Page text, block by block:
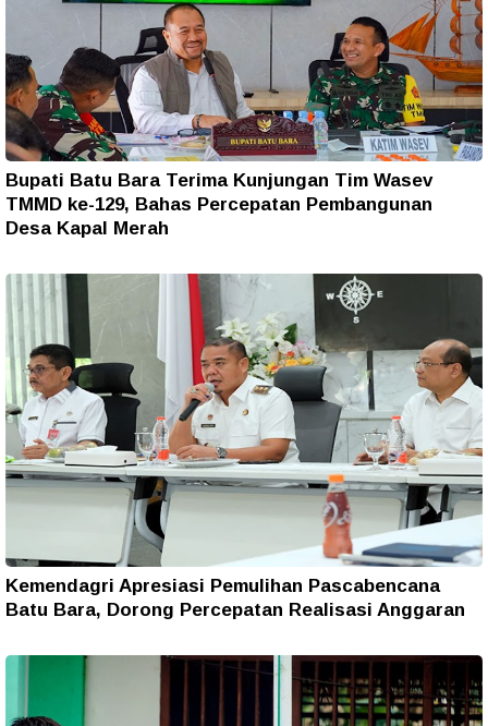
Bupati Batu Bara Terima Kunjungan Tim Wasev
TMMD ke-129, Bahas Percepatan Pembangunan
Desa Kapal Merah
Kemendagri Apresiasi Pemulihan Pascabencana
Batu Bara, Dorong Percepatan Realisasi Anggaran